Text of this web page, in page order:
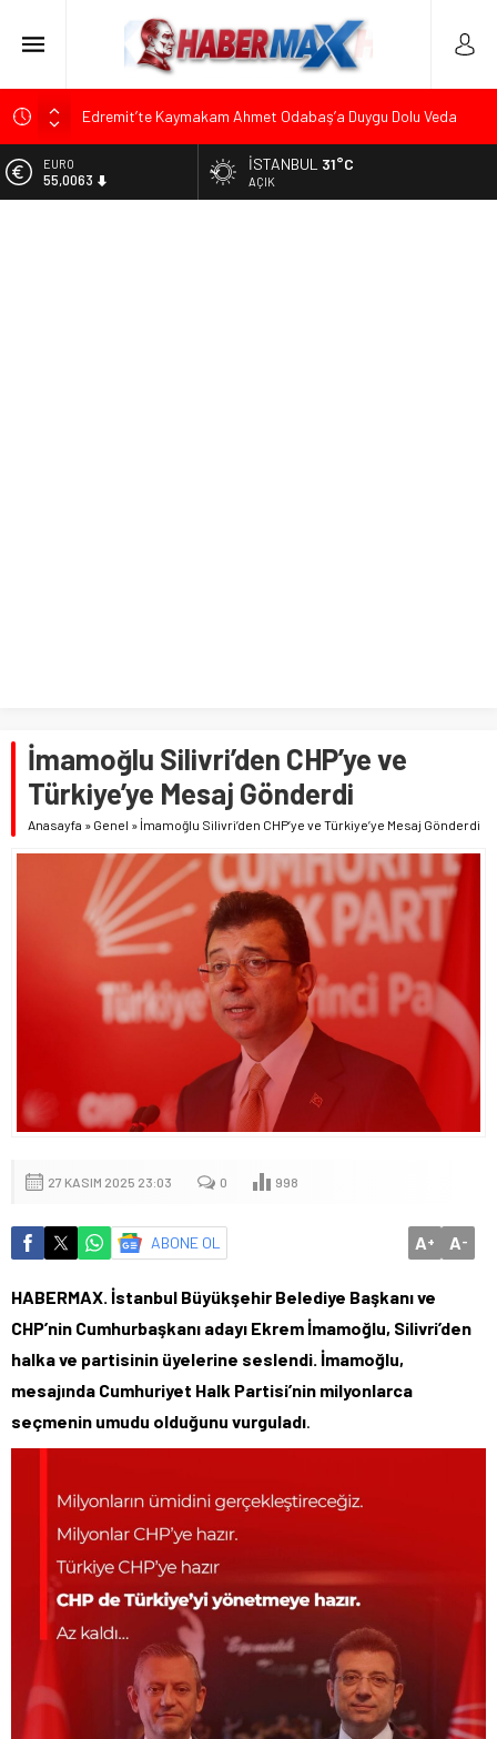
Edremit’te Kaymakam Ahmet Odabaş’a Duygu Dolu Veda
Tarihçi Yusuf Halaçoğlu’ndan TBMM’ye Sunulan Yasa Teklifine
Sert Eleştiri: “Osmanlı’nın Hukuk Anlayışının Gerisine
ALTIN
6.543,59
İSTANBUL 31°C
AÇIK
İmamoğlu Silivri’den CHP’ye ve
Türkiye’ye Mesaj Gönderdi
Anasayfa » Genel » İmamoğlu Silivri’den CHP’ye ve Türkiye’ye Mesaj Gönderdi
27 KASIM 2025 23:03 0 998
ABONE OL A+ A-
HABERMAX. İstanbul Büyükşehir Belediye Başkanı ve
CHP’nin Cumhurbaşkanı adayı Ekrem İmamoğlu, Silivri’den
halka ve partisinin üyelerine seslendi. İmamoğlu,
mesajında Cumhuriyet Halk Partisi’nin milyonlarca
seçmenin umudu olduğunu vurguladı